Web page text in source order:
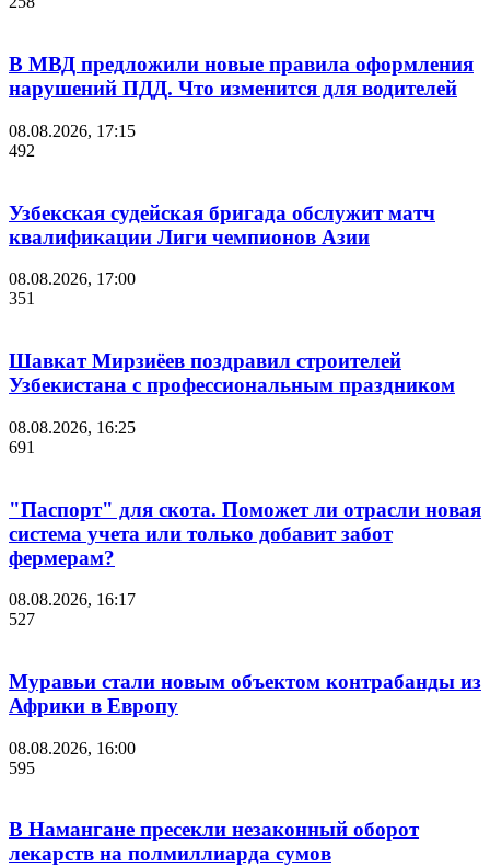
В МВД предложили новые правила оформления
нарушений ПДД. Что изменится для водителей
08.08.2026, 17:15
492
Узбекская судейская бригада обслужит матч
квалификации Лиги чемпионов Азии
08.08.2026, 17:00
351
Шавкат Мирзиёев поздравил строителей
Узбекистана с профессиональным праздником
08.08.2026, 16:25
691
"Паспорт" для скота. Поможет ли отрасли новая
система учета или только добавит забот
фермерам?
08.08.2026, 16:17
527
Муравьи стали новым объектом контрабанды из
Африки в Европу
08.08.2026, 16:00
595
В Намангане пресекли незаконный оборот
лекарств на полмиллиарда сумов